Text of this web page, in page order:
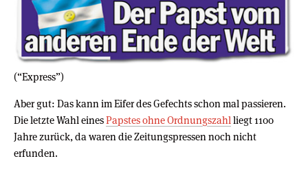
(“Express”)
Aber gut: Das kann im Eifer des Gefechts schon mal passieren.
Die letzte Wahl einesPapstes ohne Ordnungszahl liegt 1100
Jahre zurück, da waren die Zeitungspressen noch nicht
erfunden.